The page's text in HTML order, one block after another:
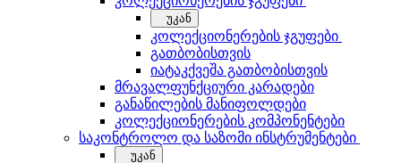
უკან
კოლექციონერების ჯგუფები
გათბობისთვის
იატაკქვეშა გათბობისთვის
მრავალფუნქციური კარადები
განაწილების მანიფოლდები
კოლექციონერების კომპონენტები
საკონტროლო და საზომი ინსტრუმენტები
უკან